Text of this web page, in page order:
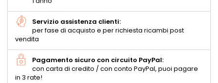
Servizio assistenza clienti:
per fase di acquisto e per richiesta ricambi post
vendita
Pagamento sicuro con circuito PayPal:
con carta di credito / con conto PayPal, puoi pagare
in 3 rate!